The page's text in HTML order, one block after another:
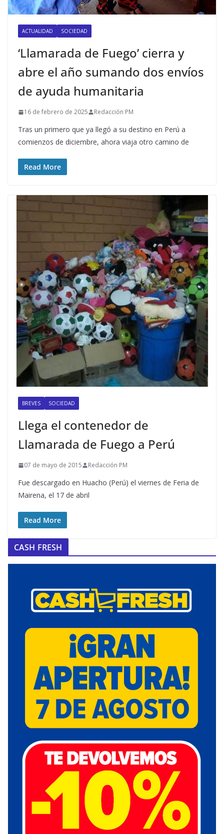
ACTUALIDAD SOCIEDAD
‘Llamarada de Fuego’ cierra y
abre el año sumando dos envíos
de ayuda humanitaria
16 de febrero de 2025 Redacción PM
Tras un primero que ya llegó a su destino en Perú a
comienzos de diciembre, ahora viaja otro camino de
Read More
BREVES SOCIEDAD
Llega el contenedor de
Llamarada de Fuego a Perú
07 de mayo de 2015 Redacción PM
Fue descargado en Huacho (Perú) el viernes de Feria de
Mairena, el 17 de abril
Read More
CASH FRESH